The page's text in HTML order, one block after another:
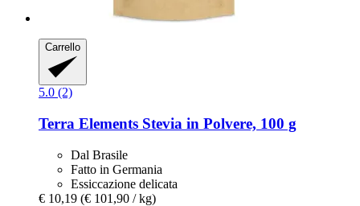
Carrello
5.0 (2)
Terra Elements Stevia in Polvere, 100 g
Dal Brasile
Fatto in Germania
Essiccazione delicata
€ 10,19 (€ 101,90 / kg)